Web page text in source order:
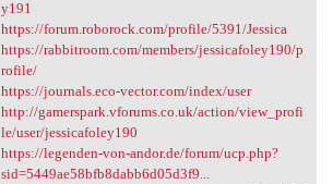
y191
https://forum.roborock.com/profile/5391/Jessica
https://rabbitroom.com/members/jessicafoley190/p
rofile/
https://journals.eco-vector.com/index/user
http://gamerspark.vforums.co.uk/action/view_profi
le/user/jessicafoley190
https://legenden-von-andor.de/forum/ucp.php?
sid=5449ae58bfb8dabb6d05d3f9...